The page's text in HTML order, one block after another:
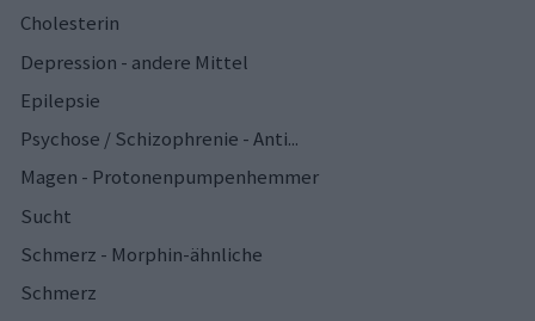
Cholesterin
Depression - andere Mittel
Epilepsie
Psychose / Schizophrenie - Anti...
Magen - Protonenpumpenhemmer
Sucht
Schmerz - Morphin-ähnliche
Schmerz